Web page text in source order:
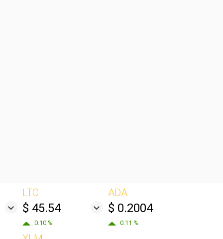
LTC
$ 45.54
0.10 %
ADA
$ 0.2004
0.11 %